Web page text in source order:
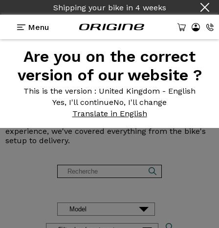
Shipping your bike in 4 weeks
Country : English
Menu
Are you on the correct
version of our website ?
This is the version : United Kingdom - English
Yes, I'll continueNo, I'll change
Translate in English
Origine CustomerReviews
and Testimonials
Read reviews of our road, gravel, mountain, and e-
experience, we've covered everything from the bike's
setup to delivery.